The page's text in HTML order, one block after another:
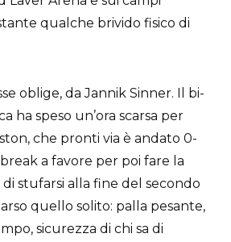
qualche brivido fisico di
oblige, da Jannik Sinner. Il bi-
ha speso un’ora scarsa per
che pronti via è andato 0-
a favore per poi fare la
stufarsi alla fine del secondo
quello solito: palla pesante,
sicurezza di chi sa di